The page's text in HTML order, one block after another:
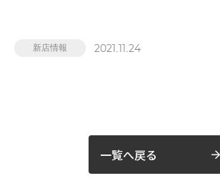
新店情報 2021.11.24
一覧へ戻る